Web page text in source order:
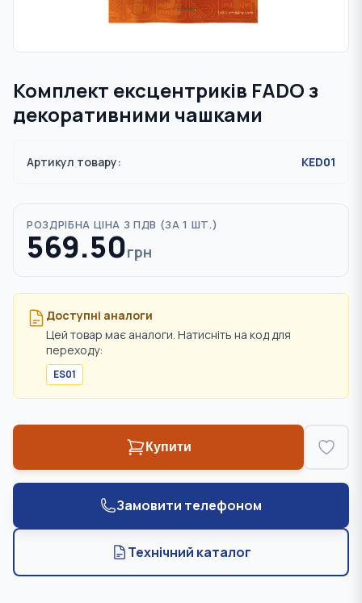
Комплект ексцентриків FADO з
декоративними чашками
Артикул товару: KED01
РОЗДРІБНА ЦІНА З ПДВ (ЗА 1 ШТ.)
569.50грн
Доступні аналоги
Цей товар має аналоги. Натисніть на код для
переходу:
ES01
Купити
Замовити телефоном
Технічний каталог